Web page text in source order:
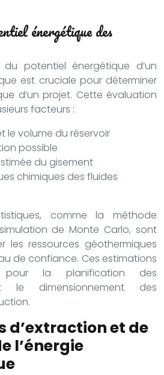
énergétique des
du potentiel énergétique d’un
est cruciale pour déterminer
d’un projet. Cette évaluation
facteurs :
le volume du réservoir
possible
du gisement
chimiques des fluides
comme la méthode
de Monte Carlo, sont
les ressources géothermiques
de confiance. Ces estimations
pour la planification des
le dimensionnement des
d’extraction et de
l’énergie